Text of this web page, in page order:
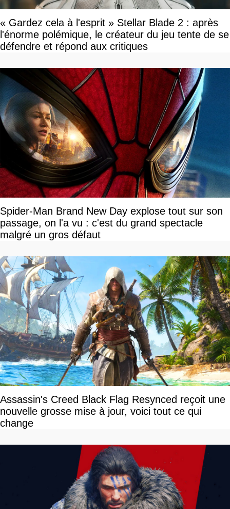
« Gardez cela à l'esprit » Stellar Blade 2 : après
l'énorme polémique, le créateur du jeu tente de se
défendre et répond aux critiques
Spider-Man Brand New Day explose tout sur son
passage, on l'a vu : c'est du grand spectacle
malgré un gros défaut
Assassin's Creed Black Flag Resynced reçoit une
nouvelle grosse mise à jour, voici tout ce qui
change